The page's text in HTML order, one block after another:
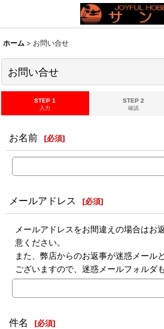
ホーム > お問い合せ
お問い合せ
STEP 1
入力
STEP 2
確認
お名前 [必須]
メールアドレス [必須]
メールアドレスをお間違えの場合はお
意ください。
また、弊店からのお返事が迷惑メール
ございますので、迷惑メールフォルダ
件名 [必須]